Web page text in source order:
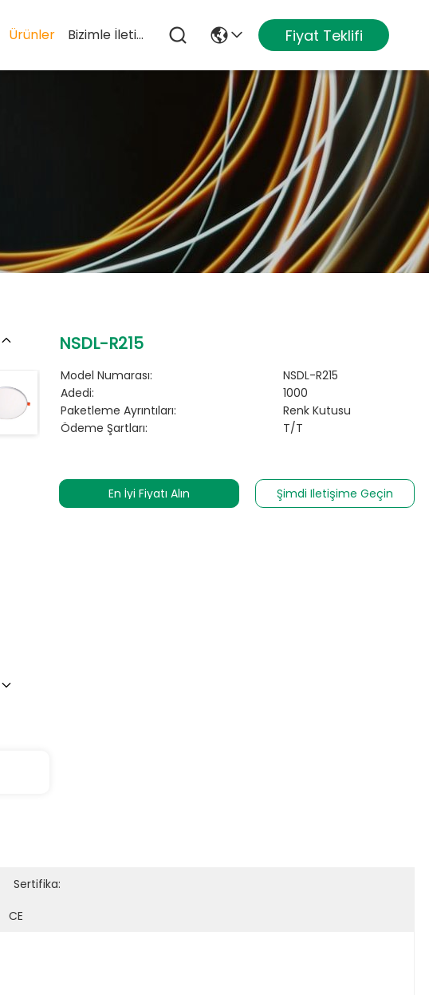
Ürünler Bizimle İletişim Fiyat Teklifi
NSDL-R215
Model Numarası:
NSDL-R215
Adedi:
1000
Paketleme Ayrıntıları:
Renk Kutusu
Ödeme Şartları:
T/T
En İyi Fiyatı Alın Şimdi Iletişime Geçin
Sertifika:
CE